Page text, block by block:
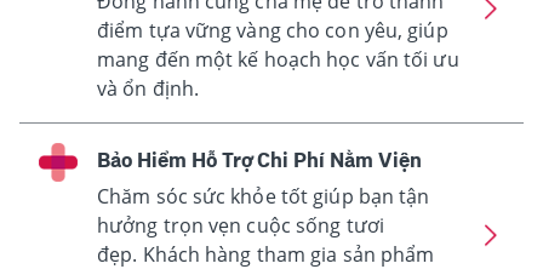
điểm tựa vững vàng cho con yêu, giúp
mang đến một kế hoạch học vấn tối ưu
và ổn định.
Bảo Hiểm Hỗ Trợ Chi Phí Nằm Viện
Chăm sóc sức khỏe tốt giúp bạn tận
hưởng trọn vẹn cuộc sống tươi
đẹp. Khách hàng tham gia sản phẩm